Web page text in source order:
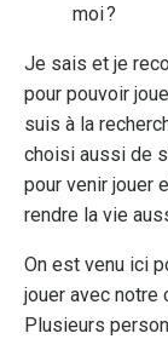
moi ?
Je sais et je
pour pouvoir
suis à la
choisi aussi de
pour venir jouer
rendre la vie
On est venu ici
jouer avec notre
Plusieurs